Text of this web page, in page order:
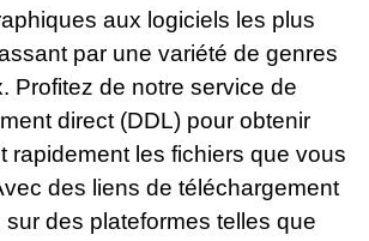
aux logiciels les plus
par une variété de genres
Profitez de notre service de
direct (DDL) pour obtenir
rapidement les fichiers que vous
des liens de téléchargement
des plateformes telles que